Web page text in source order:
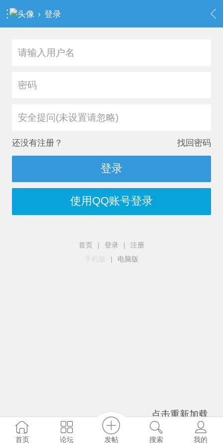
› 登录
安全提问(未设置请忽略)
还没有注册？ 找回密码
登录
使用QQ账号登录
点击重新加载
首页 | 登录 |
注册
手机版
| 电脑版
首页 论坛 发帖 搜索 我的